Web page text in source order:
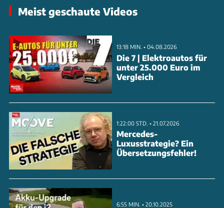
Standardausführung.
Meist geschaute Videos
13:18 MIN. • 04.08.2026
Die 7 | Elektroautos für
unter 25.000 Euro im
Vergleich
1:22:00 STD. • 21.07.2026
Mercedes-
Luxusstrategie? Ein
Übersetzungsfehler!
6:55 MIN. • 20.10.2025